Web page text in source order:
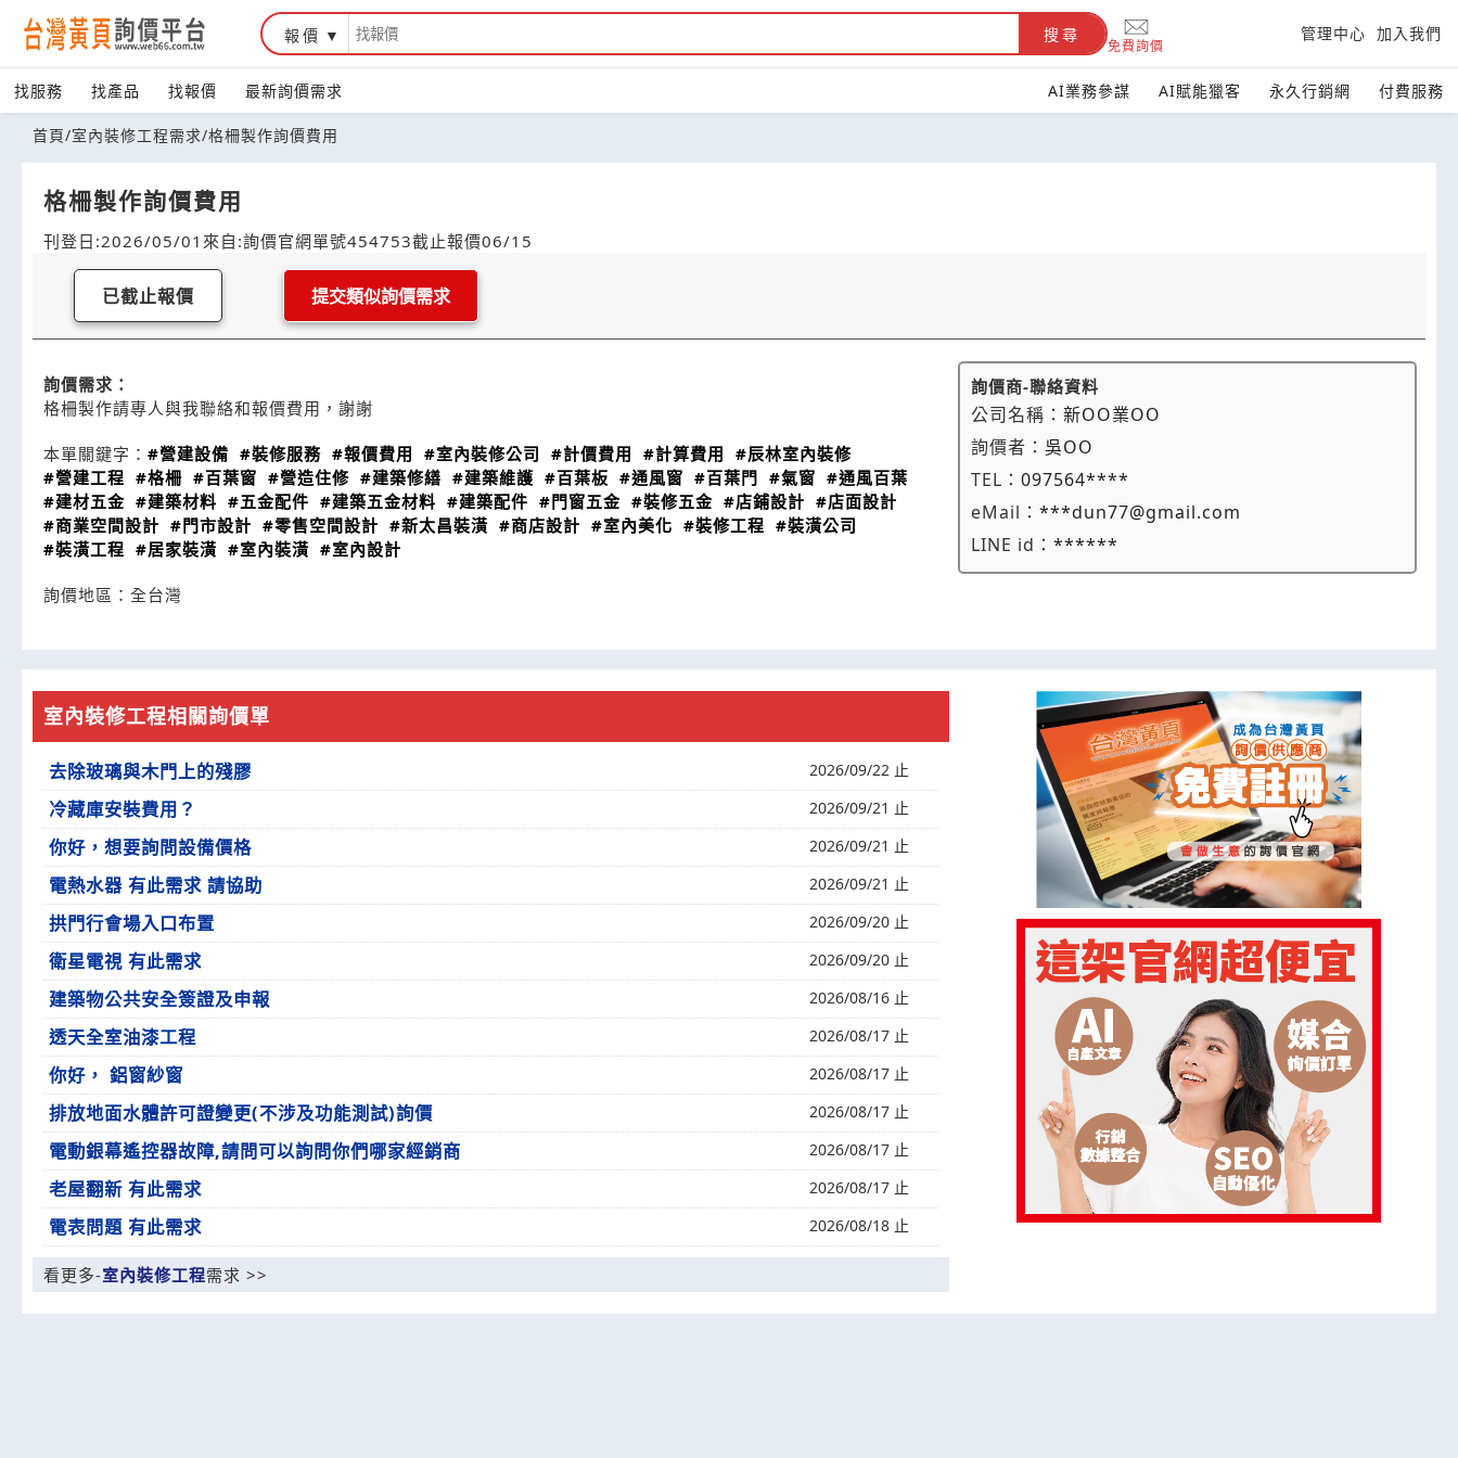
報價 搜尋
免費詢價
管理中心 加入我們
找服務 找產品 找報價 最新詢價需求 AI業務參謀 AI賦能獵客 永久行銷網 付費服務
首頁/室內裝修工程需求/格柵製作詢價費用
格柵製作詢價費用
刊登日:2026/05/01 來自:詢價官網單號454753截止報價06/15
已截止報價 提交類似詢價需求
詢價需求：
格柵製作請專人與我聯絡和報價費用，謝謝
本單關鍵字： #營建設備 #裝修服務 #報價費用 #室內裝修公司 #計價費用 #計算費用 #辰林室內裝修
#營建工程 #格柵 #百葉窗 #營造住修 #建築修繕 #建築維護 #百葉板 #通風窗 #百葉門 #氣窗 #通風百葉
#建材五金 #建築材料 #五金配件 #建築五金材料 #建築配件 #門窗五金 #裝修五金 #店鋪設計 #店面設計
#商業空間設計 #門市設計 #零售空間設計 #新太昌裝潢 #商店設計 #室內美化 #裝修工程 #裝潢公司
#裝潢工程 #居家裝潢 #室內裝潢 #室內設計
詢價地區： 全台灣
詢價商-聯絡資料
公司名稱：新OO業OO
詢價者： 吳OO
TEL：097564****
eMail：***dun77@gmail.com
LINE id：******
室內裝修工程相關詢價單
去除玻璃與木門上的殘膠 2026/09/22 止
冷藏庫安裝費用？ 2026/09/21 止
你好，想要詢問設備價格 2026/09/21 止
電熱水器 有此需求 請協助 2026/09/21 止
拱門行會場入口布置 2026/09/20 止
衛星電視 有此需求 2026/09/20 止
建築物公共安全簽證及申報 2026/08/16 止
透天全室油漆工程 2026/08/17 止
你好， 鋁窗紗窗 2026/08/17 止
排放地面水體許可證變更(不涉及功能測試)詢價 2026/08/17 止
電動銀幕遙控器故障,請問可以詢問你們哪家經銷商 2026/08/17 止
老屋翻新 有此需求 2026/08/17 止
電表問題 有此需求 2026/08/18 止
看更多-室內裝修工程需求 >>